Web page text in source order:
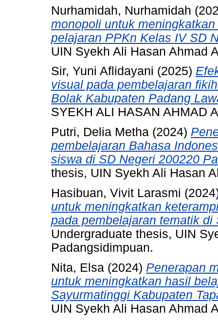
Nurhamidah, Nurhamidah
monopoli untuk
pelajaran PPKn Kelas IV SD
UIN Syekh Ali Hasan Ahmad
Sir, Yuni Aflidayani (2025)
visual pada pembelajaran
Bolak Kabupaten Padang
SYEKH ALI HASAN AHMAD
Putri, Delia Metha (2024)
pembelajaran Bahasa
siswa di SD Negeri 200220
thesis, UIN Syekh Ali Hasan
Hasibuan, Vivit Larasmi
untuk meningkatkan
pada pembelajaran tematik
Undergraduate thesis, UIN
Padangsidimpuan.
Nita, Elsa (2024) Penerapan
untuk meningkatkan hasil
Sayurmatinggi Kabupaten
UIN Syekh Ali Hasan Ahmad